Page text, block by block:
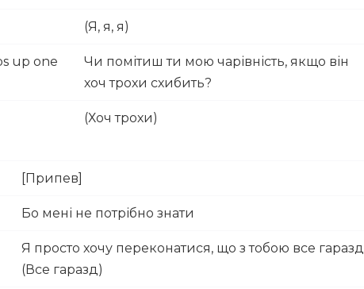
(Я, я, я)
up one
Чи помітиш ти мою чарівність, якщо він
хоч трохи схибить?
(Хоч трохи)
[Припев]
Бо мені не потрібно знати
Я просто хочу переконатися, що з тобою все гаразд
(Все гаразд)